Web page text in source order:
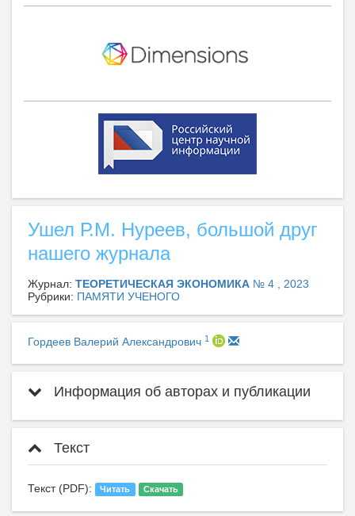
Ушел Р.М. Нуреев, большой друг
нашего журнала
Журнал: ТЕОРЕТИЧЕСКАЯ ЭКОНОМИКА № 4 , 2023
Рубрики: ПАМЯТИ УЧЕНОГО
Гордеев Валерий Александрович 1
Информация об авторах и публикации
Текст
Текст (PDF): Читать Скачать